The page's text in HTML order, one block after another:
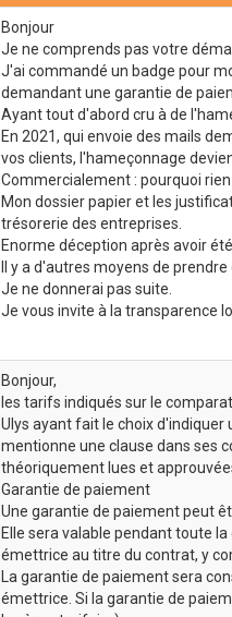
Bonjour
Je ne comprends pas votre
J'ai commandé un badge pour
demandant une garantie de
Ayant tout d'abord cru à de
En 2021, qui envoie des mails
vos clients, l'hameçonnage
Commercialement : pourquoi
Mon dossier papier et les
trésorerie des entreprises.
Enorme déception après avoir
Il y a d'autres moyens de
Je ne donnerai pas suite.
Je vous invite à la transparence
Bonjour,
les tarifs indiqués sur le
Ulys ayant fait le choix
mentionne une clause dans ses
théoriquement lues et
Garantie de paiement
Une garantie de paiement peut
Elle sera valable pendant toute
émettrice au titre du contrat, y
La garantie de paiement sera
émettrice. Si la garantie de